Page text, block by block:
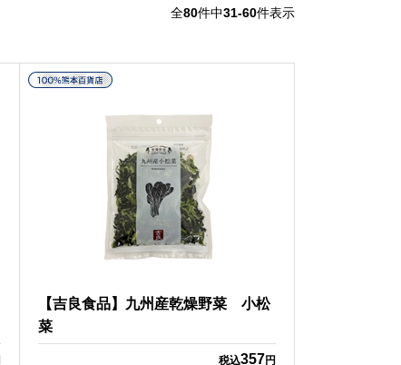
全80件中31-60件表示
【吉良食品】九州産乾燥野菜 小松
菜
税込357円